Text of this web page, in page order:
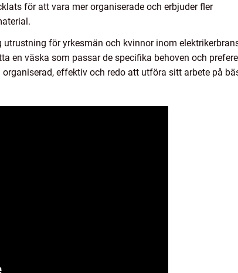
för att vara mer organiserade och erbjuder fler
för yrkesmän och kvinnor inom
en väska som passar de specifika behoven och
effektiv och redo att utföra sitt arbete på